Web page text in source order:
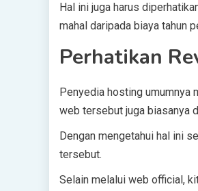
Hal ini juga harus
mahal daripada biaya tahun
Perhatikan
Penyedia hosting umumnya
web tersebut juga biasanya
Dengan mengetahui hal ini
tersebut.
Selain melalui web official,